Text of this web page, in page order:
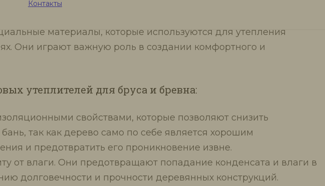
Контакты
материалы, которые используются для утепления
Они играют важную роль в создании комфортного и
утеплителей для бруса и бревна:
свойствами, которые позволяют снизить
так как дерево само по себе является хорошим
и предотвратить его проникновение извне.
от влаги. Они предотвращают попадание конденсата и влаги в
долговечности и прочности деревянных конструкций.